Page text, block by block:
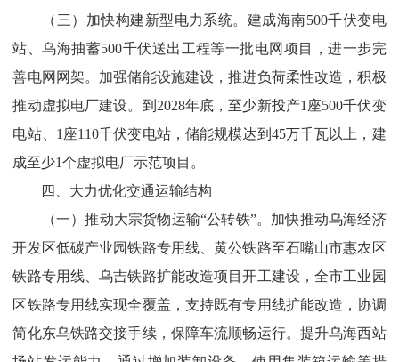
（三）加快构建新型电力系统。 建成海南500千伏变电
站、乌海抽蓄500千伏送出工程等一批电网项目，进一步完
善电网网架。加强储能设施建设，推进负荷柔性改造，积极
推动虚拟电厂建设。到 2028年底，至少新投产1 座500千伏变
电站、 1 座110千伏变电站，储能规模达到 45万千瓦以上，建
成至少1个虚拟电厂示范项目。
四、大力优化交通运输结构
（一）推动大宗货物运输“公转铁”。 加快推动乌海经济
开发区低碳产业园铁路专用线、黄公铁路至石嘴山市惠农区
铁路专用线、乌吉铁路扩能改造项目开工建设，全市工业园
区铁路专用线实现全覆盖， 支持既有专用线扩能改造，协调
简化东乌铁路交接手续，保障车流顺畅运行。提升乌海西站